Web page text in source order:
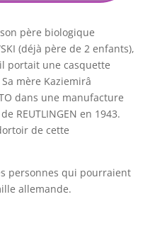
père biologique
(déjà père de 2 enfants),
portait une casquette
mère Kaziemirâ
dans une manufacture
REUTLINGEN en 1943.
de cette
personnes qui pourraient
allemande.